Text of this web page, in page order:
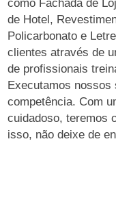
como Fachada de
de Hotel,
Policarbonato e
clientes através de
de profissionais
Executamos nossos
competência. Com
cuidadoso, teremos
isso, não deixe de